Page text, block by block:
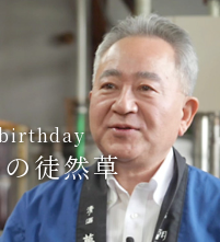
徒然草